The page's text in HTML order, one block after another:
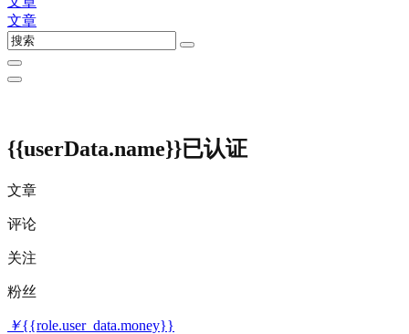
文章
{{userData.name}}已认证
文章
评论
关注
粉丝
￥{{role.user_data.money}}